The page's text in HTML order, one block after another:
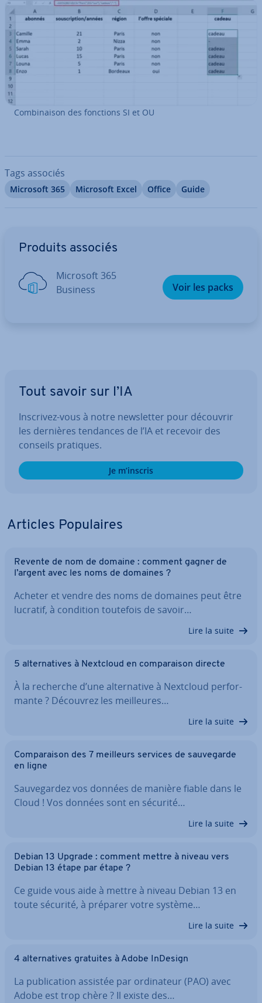
Com­bi­nai­son des fonctions SI et OU
Tags associés
Microsoft 365 Microsoft Excel Office Guide
Produits associés
Microsoft 365
Business
Voir les packs
Tout savoir sur l’IA
Inscrivez-vous à notre news­let­ter pour découvrir
les dernières tendances de l’IA et recevoir des
conseils pratiques.
Je m’inscris
Articles Po­pu­laires
Revente de nom de domaine : comment gagner de
l’argent avec les noms de domaines ?
Acheter et vendre des noms de domaines peut être
lucratif, à condition toutefois de savoir…
Lire la suite
5 al­ter­na­tives à Nextcloud en com­pa­rai­son directe
À la recherche d’une al­ter­na­tive à Nextcloud per­for­
mante ? Découvrez les meil­leures…
Lire la suite
Com­pa­rai­son des 7 meilleurs services de sau­ve­garde
en ligne
Sau­ve­gar­dez vos données de manière fiable dans le
Cloud ! Vos données sont en sécurité…
Lire la suite
Debian 13 Upgrade : comment mettre à niveau vers
Debian 13 étape par étape ?
Ce guide vous aide à mettre à niveau Debian 13 en
toute sécurité, à préparer votre système…
Lire la suite
4 al­ter­na­tives gratuites à Adobe InDesign
La pu­bli­ca­tion assistée par or­di­na­teur (PAO) avec
Adobe est trop chère ? Il existe des…